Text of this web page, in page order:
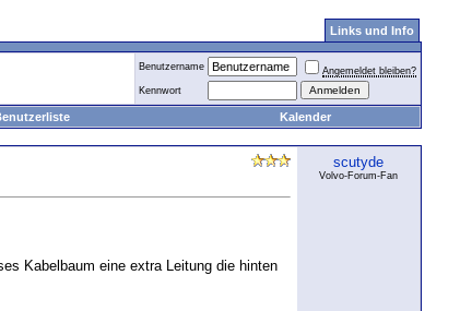
Links und Info
Benutzername
Angemeldet bleiben?
Kennwort
Kalender
Kabelbaum eine extra Leitung die hinten
scutyde
Volvo-Forum-Fan